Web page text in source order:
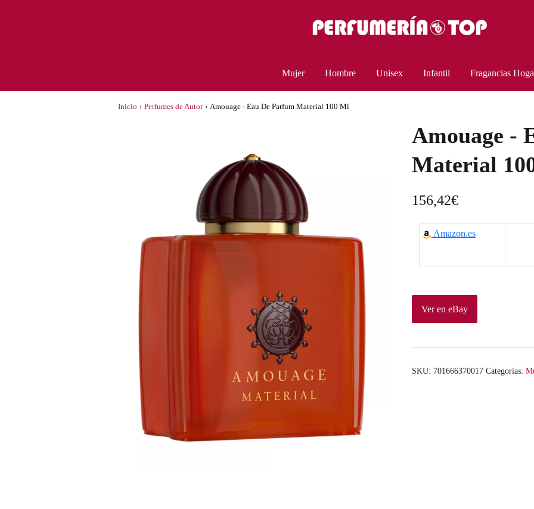
Mujer Hombre Unisex Infantil Fragancias
Inicio › Perfumes de Autor › Amouage - Eau De Parfum Material 100 Ml
Amouage -
Material
156,42€
Amazon.es
Ver en eBay
SKU: 701666370017 Categorías: